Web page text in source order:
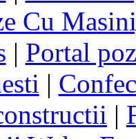
Cu
| Portal
|
|